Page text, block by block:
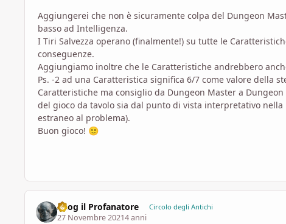
Aggiungerei che non è sicuramente colpa del Dungeon
basso ad Intelligenza.
I Tiri Salvezza operano (finalmente!) su tutte le
conseguenze.
Aggiungiamo inoltre che le Caratteristiche andrebbero
Ps. -2 ad una Caratteristica significa 6/7 come valore della
Caratteristiche ma consiglio da Dungeon Master a
del gioco da tavolo sia dal punto di vista interpretativo
estraneo al problema).
Buon gioco! 🙂
Azog il Profanatore Circolo degli Antichi
27 Novembre 20214 anni